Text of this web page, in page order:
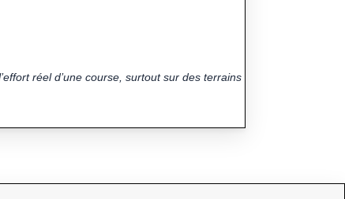
réel d’une course, surtout sur des terrains